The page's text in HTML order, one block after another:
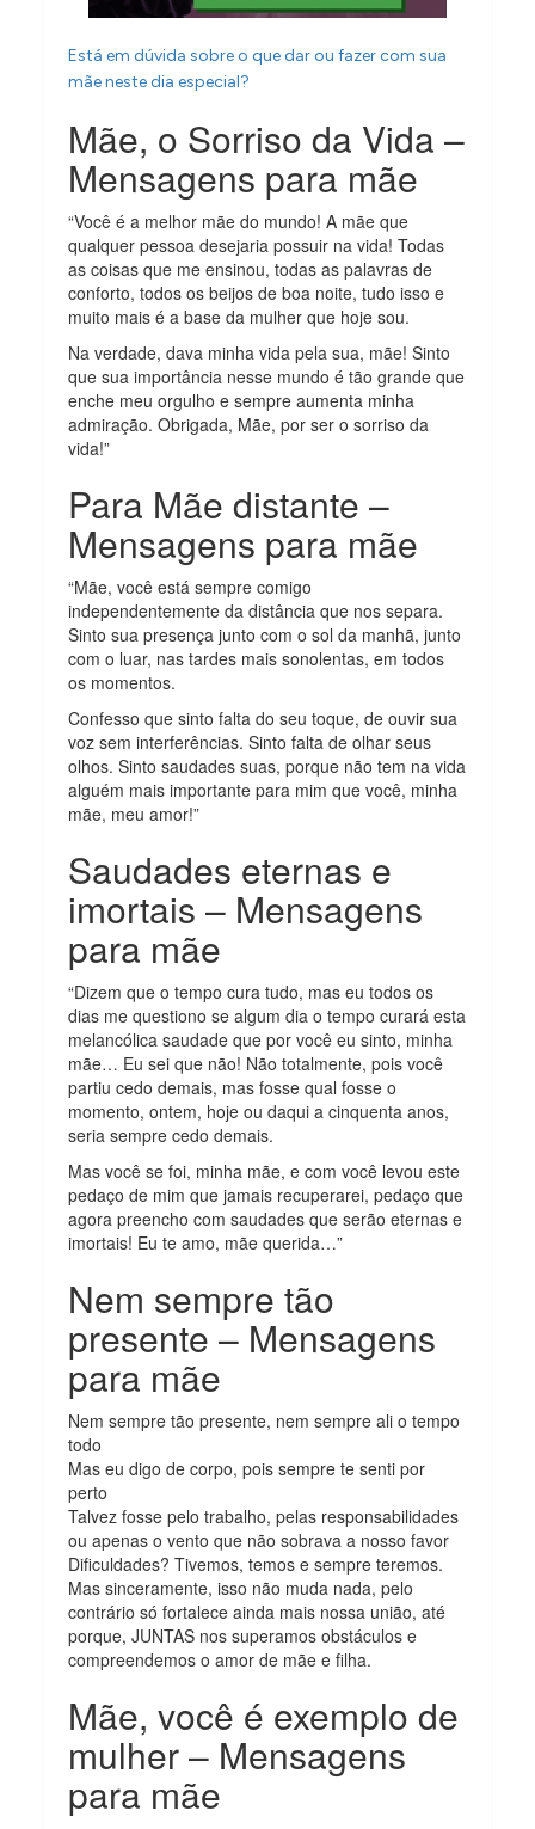
Está em dúvida sobre o que dar ou fazer com sua
mãe neste dia especial?
Mãe, o Sorriso da Vida –
Mensagens para mãe
“Você é a melhor mãe do mundo! A mãe que
qualquer pessoa desejaria possuir na vida! Todas
as coisas que me ensinou, todas as palavras de
conforto, todos os beijos de boa noite, tudo isso e
muito mais é a base da mulher que hoje sou.
Na verdade, dava minha vida pela sua, mãe! Sinto
que sua importância nesse mundo é tão grande que
enche meu orgulho e sempre aumenta minha
admiração. Obrigada, Mãe, por ser o sorriso da
vida!”
Para Mãe distante –
Mensagens para mãe
“Mãe, você está sempre comigo
independentemente da distância que nos separa.
Sinto sua presença junto com o sol da manhã, junto
com o luar, nas tardes mais sonolentas, em todos
os momentos.
Confesso que sinto falta do seu toque, de ouvir sua
voz sem interferências. Sinto falta de olhar seus
olhos. Sinto saudades suas, porque não tem na vida
alguém mais importante para mim que você, minha
mãe, meu amor!”
Saudades eternas e
imortais – Mensagens
para mãe
“Dizem que o tempo cura tudo, mas eu todos os
dias me questiono se algum dia o tempo curará esta
melancólica saudade que por você eu sinto, minha
mãe… Eu sei que não! Não totalmente, pois você
partiu cedo demais, mas fosse qual fosse o
momento, ontem, hoje ou daqui a cinquenta anos,
seria sempre cedo demais.
Mas você se foi, minha mãe, e com você levou este
pedaço de mim que jamais recuperarei, pedaço que
agora preencho com saudades que serão eternas e
imortais! Eu te amo, mãe querida…”
Nem sempre tão
presente – Mensagens
para mãe
Nem sempre tão presente, nem sempre ali o tempo
todo
Mas eu digo de corpo, pois sempre te senti por
perto
Talvez fosse pelo trabalho, pelas responsabilidades
ou apenas o vento que não sobrava a nosso favor
Dificuldades? Tivemos, temos e sempre teremos.
Mas sinceramente, isso não muda nada, pelo
contrário só fortalece ainda mais nossa união, até
porque, JUNTAS nos superamos obstáculos e
compreendemos o amor de mãe e filha.
Mãe, você é exemplo de
mulher – Mensagens
para mãe